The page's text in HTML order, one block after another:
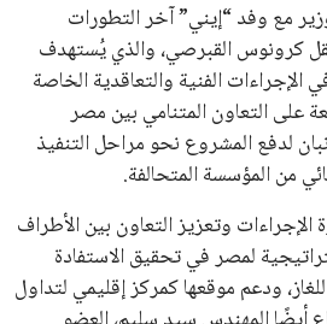
مع وفد “إيني” آخر التطورات
كرونوس القبرصي، والذي يُستهدف
الفنية والتعاقدية الخاصة
على التعاون المتنامي بين مصر
لدفع المشروع نحو مراحل التنفيذ
من المؤسسة المتحالفة.
الإجراءات وتعزيز التعاون بين الأطراف
لمصر في تحقيق الاستفادة
ودعم موقعها كمركز إقليمي لتداول